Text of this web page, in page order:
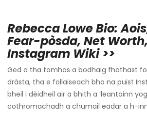
Rebecca Lowe Bio:
Fear-pòsda, Net Worth,
Instagram Wiki >>
Ged a tha tomhas a bodhaig fhathast
dràsta, tha e follaiseach bho na puist
bheil i dèidheil air a bhith a ’leantainn
cothromachadh a chumail eadar a h-